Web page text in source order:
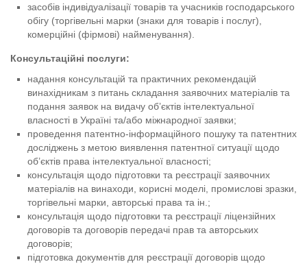
засобів індивідуалізації товарів та учасників господарського
обігу (торгівельні марки (знаки для товарів і послуг),
комерційні (фірмові) найменування).
Консультаційні послуги:
надання консультацій та практичних рекомендацій
винахідникам з питань складання заявочних матеріалів та
подання заявок на видачу об’єктів інтелектуальної
власності в Україні та/або міжнародної заявки;
проведення патентно-інформаційного пошуку та патентних
досліджень з метою виявлення патентної ситуації щодо
об’єктів права інтелектуальної власності;
консультація щодо підготовки та реєстрації заявочних
матеріалів на винаходи, корисні моделі, промислові зразки,
торгівельні марки, авторські права та ін.;
консультація щодо підготовки та реєстрації ліцензійних
договорів та договорів передачі прав та авторських
договорів;
підготовка документів для реєстрації договорів щодо